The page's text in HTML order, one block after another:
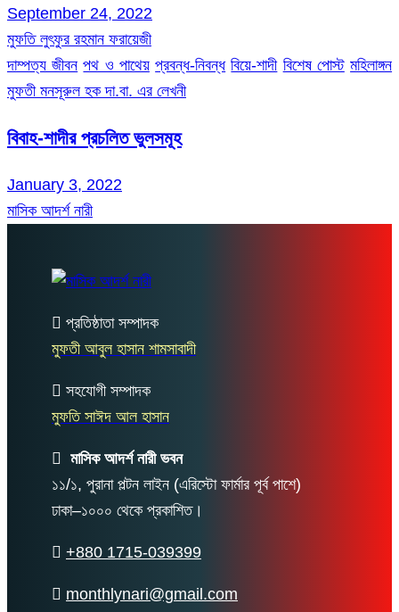
September 24, 2022
মুফতি লুৎফুর রহমান ফরায়েজী
দাম্পত্য জীবন পথ ও পাথেয় প্রবন্ধ-নিবন্ধ বিয়ে-শাদী বিশেষ পোস্ট মহিলাঙ্গন
মুফতী মনসূরুল হক দা.বা. এর লেখনী
বিবাহ-শাদীর প্রচলিত ভুলসমূহ
January 3, 2022
মাসিক আদর্শ নারী
প্রতিষ্ঠাতা সম্পাদক
মুফতী আবুল হাসান শামসাবাদী
সহযোগী সম্পাদক
মুফতি সাঈদ আল হাসান
মাসিক আদর্শ নারী ভবন
১১/১, পুরানা পল্টন লাইন (এরিস্টো ফার্মার পূর্ব পাশে)
ঢাকা–১০০০ থেকে প্রকাশিত।
+880 1715-039399
monthlynari@gmail.com